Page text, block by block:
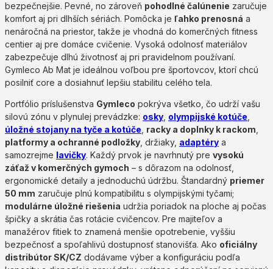
bezpečnejšie. Pevné, no zároveň pohodlné čalúnenie zaručuje
komfort aj pri dlhších sériách. Pomôcka je ľahko prenosná a
nenáročná na priestor, takže je vhodná do komerčných fitness
centier aj pre domáce cvičenie. Vysoká odolnosť materiálov
zabezpečuje dlhú životnosť aj pri pravidelnom používaní.
Gymleco Ab Mat je ideálnou voľbou pre športovcov, ktorí chcú
posilniť core a dosiahnuť lepšiu stabilitu celého tela.
Portfólio príslušenstva Gymleco pokrýva všetko, čo udrží vašu
silovú zónu v plynulej prevádzke: osky olympijské kotúče
úložné stojany na tyče a kotúče racky a doplnky k rackom
platformy a ochranné podložky , držiaky, adaptéry a
samozrejme lavičky. Každý prvok je navrhnutý pre vysokú
záťaž v komerčných gymoch – s dôrazom na odolnosť,
ergonomické detaily a jednoduchú údržbu. Štandardný priemer
50 mm zaručuje plnú kompatibilitu s olympijskými tyčami;
modulárne úložné riešenia udržia poriadok na ploche aj počas
špičky a skrátia čas rotácie cvičencov. Pre majiteľov a
manažérov fitiek to znamená menšie opotrebenie, vyššiu
bezpečnosť a spoľahlivú dostupnosť stanovišťa. Ako oficiálny
distribútor SK/CZ dodávame výber a konfiguráciu podľa